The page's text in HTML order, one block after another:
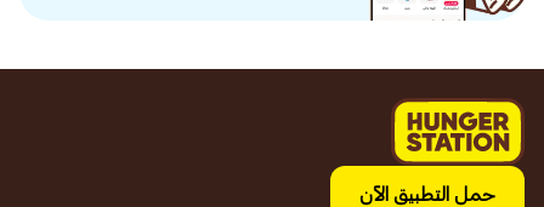
حمل التطبيق الآن